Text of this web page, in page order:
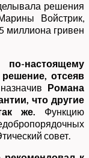
решения
Войстрик,
миллиона гривен
настоящему
отсеяв
назначив Романа
что другие
же.
Функцию
совет.